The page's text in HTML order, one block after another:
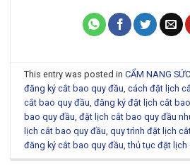
This entry was posted inCẨM NANG
đăng ký cắt bao quy đầu,cách đặt lịch
cắt bao quy đầu,đăng ký đặt lịch cắt
bao quy đầu,đặt lịch cắt bao quy đầu
lịch cắt bao quy đầu,quy trình đặt lịch
đăng ký cắt bao quy đầu,thủ tục đặt lịch